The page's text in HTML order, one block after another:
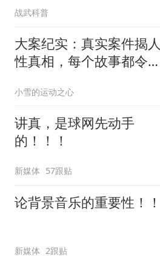
光
战武科普
大案纪实：真实案件揭人
性真相，每个故事都令人
小雪的运动之心
讲真，是球网先动手
的！！！
新媒体 57跟贴
论背景音乐的重要性！！
新媒体 2跟贴